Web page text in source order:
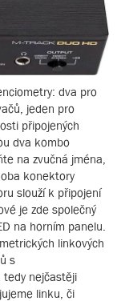
dva pro
jeden pro
připojených
dva kombo
na zvučná jména,
konektory
slouží k připojení
je zde společný
na horním panelu.
linkových
s
tedy nejčastěji
linku, či